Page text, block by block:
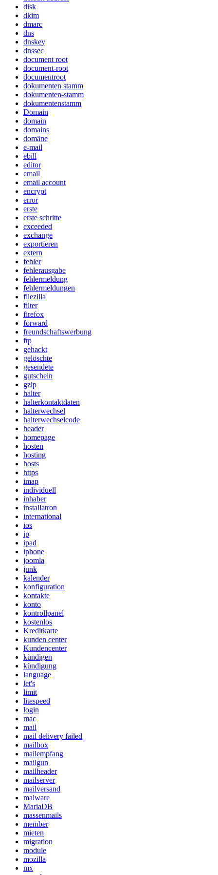
disk
dkim
dmarc
dns
dnskey
dnssec
document root
document-root
documentroot
dokumenten stamm
dokumenten-stamm
dokumentenstamm
Domain
domain
domains
domäne
e-mail
ebill
editor
email
email account
encrypt
error
erste
erste schritte
exceeded
exchange
exportieren
extern
fehler
fehlerausgabe
fehlermeldung
fehlermeldungen
filezilla
filter
firefox
forward
freundschaftswerbung
ftp
gehackt
gelöschte
gesendete
gutschein
gzip
halter
halterkontaktdaten
halterwechsel
halterwechselcode
header
homepage
hosten
hosting
hosts
https
imap
individuell
inhaber
installatron
international
ios
ip
ipad
iphone
joomla
junk
kalender
konfiguration
kontakte
konto
kontrollpanel
kostenlos
Kreditkarte
kunden center
Kundencenter
kündigen
kündigung
language
let's
limit
litespeed
login
mac
mail
mail delivery failed
mailbox
mailempfang
mailgun
mailheader
mailserver
mailversand
malware
MariaDB
massenmails
member
mieten
migration
module
mozilla
mx